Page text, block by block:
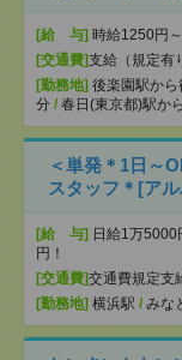
[給 与] 時給1250円～
[交通費]支給（規定有
[勤務地] 後楽園駅か
分 / 春日(東京都)駅か
＜単発＊1日～
スタッフ＊[ア
[給 与] 日給1万
円！
[交通費]交通費規定支
[勤務地] 横浜駅 / みな